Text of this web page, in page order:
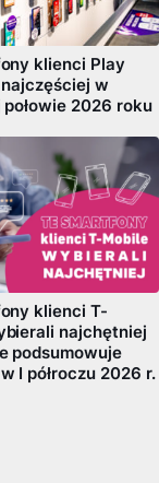
klienci Play
w
2026 roku
klienci T-
najchętniej
podsumowuje
I półroczu 2026 r.